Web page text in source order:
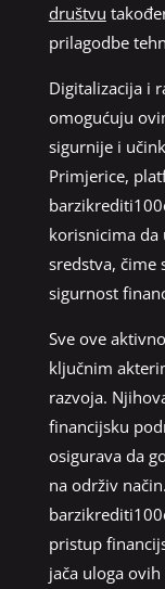
društvu
prilagodbe
Digitalizacija i
omogućuju
sigurnije i
Primjerice,
korisnicima
sredstva, čime
sigurnost
Sve ove
ključnim
razvoja.
financijsku
osigurava da
na održiv
pristup
jača uloga